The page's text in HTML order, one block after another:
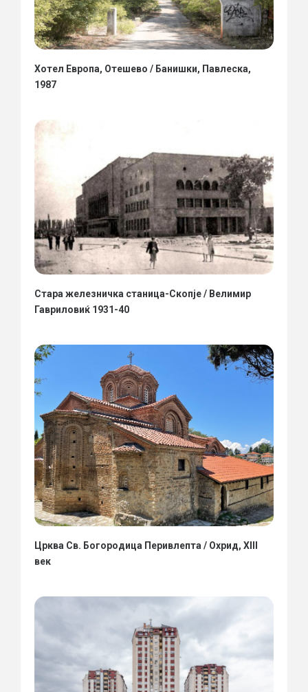
Хотел Европа, Отешево / Банишки, Павлеска,
1987
Стара железничка станица-Скопје / Велимир
Гавриловиќ 1931-40
Црква Св. Богородица Перивлепта / Охрид, XIII
век